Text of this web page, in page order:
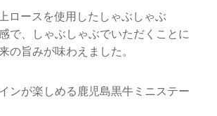
ロースを使用したしゃぶしゃぶ
で、しゃぶしゃぶでいただくことに
の旨みが味わえました。
ンが楽しめる鹿児島黒牛ミニステー